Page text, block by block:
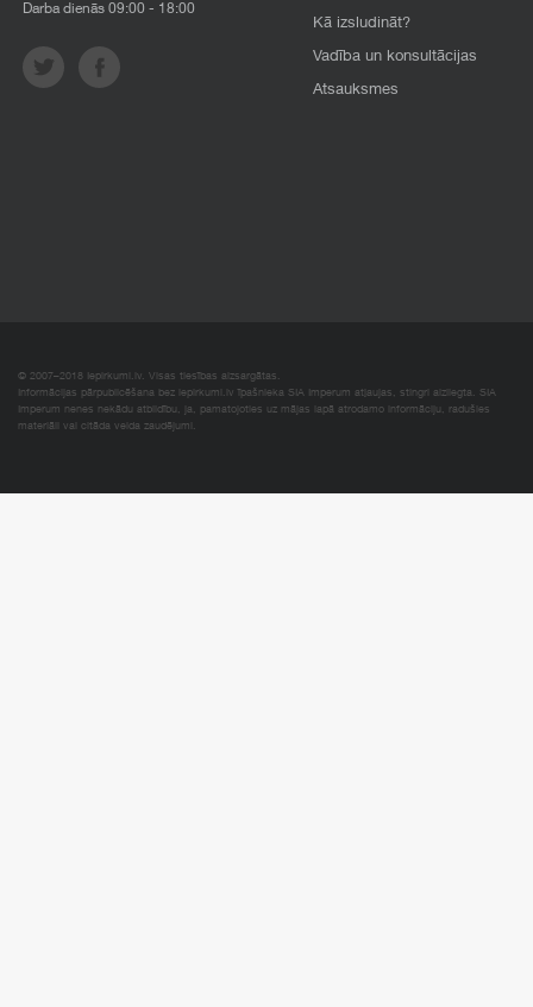
Darba dienās 09:00 - 18:00
Kā izsludināt?
Vadība un konsultācijas
Atsauksmes
© 2007–2018 Iepirkumi.lv. Visas tiesības aizsargātas.
Informācijas pārpublicēšana bez iepirkumi.lv īpašnieka SIA Imperum atļaujas, stingri aizliegta. SIA
Imperum nenes nekādu atbildību, ja, pamatojoties uz mājas lapā atrodamo informāciju, radušies
materiāli vai citāda veida zaudējumi.